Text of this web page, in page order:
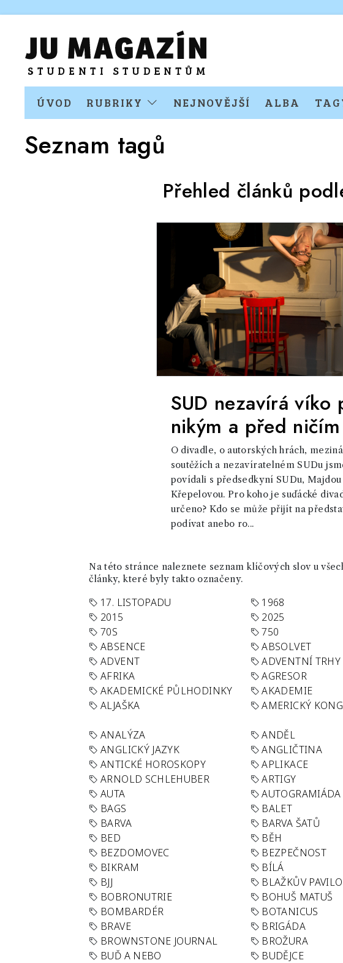
ÚVOD RUBRIKY NEJNOVĚJŠÍ ALBA
Seznam tagů
Přehled článků
SUD nezavírá víko
nikým a před ničím
O divadle, o autorských hrách,
soutěžích a nezavíratelném SUDu
povídali s předsedkyní SUDu, Majdou
Křepelovou. Pro koho je suďácké
určeno? Kdo se může přijít na
podívat anebo ro...
Na této stránce naleznete seznam klíčových slov u
články, které byly takto označeny.
17. LISTOPADU 1968
2015
2025
70S
750
ABSENCE
ABSOLVET
ADVENT
ADVENTNÍ TRHY
AFRIKA
AGRESOR
AKADEMICKÉ PŮLHODINKY
AKADEMIE
ALJAŠKA
AMERICKÝ
ANALÝZA ANDĚL
ANGLICKÝ JAZYK
ANGLIČTINA
ANTICKÉ HOROSKOPY
APLIKACE
ARNOLD SCHLEHUBER
ARTIGY
AUTA
AUTOGRAMIÁDA
BAGS
BALET
BARVA
BARVA ŠATŮ
BED
BĚH
BEZDOMOVEC
BEZPEČNOST
BIKRAM
BÍLÁ
BJJ
BLAŽKŮV
BOBRONUTRIE
BOHUŠ MATUŠ
BOMBARDÉR
BOTANICUS
BRAVE
BRIGÁDA
BROWNSTONE JOURNAL
BROŽURA
BUĎ A NEBO
BUDĚJCE